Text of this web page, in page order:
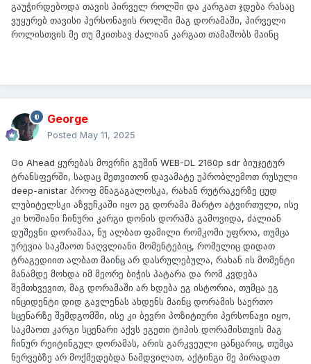
გაუჭირდებოდა თავის პირველ როლში და კარგათ ჯდება რასაც
ვუყურებ თავისი პერსონაჟის როლში მაგ დორამაში, პირველი
როლისთვის მე თუ მკითხავ ძალიან კარგათ თამაშობს მაინც
George
Posted May 11, 2025
Go Ahead ყურებას მოვრჩი გუშინ WEB-DL 2160p sdr ბიუჯეტურ
ტრანსფერში, სადაც მეთვითონ დავამატე უპრობლემოთ რუსული
deep-anistar პროფ მნაგაგალოსკა, რახან რუტრაკერზე ცუდ
ლუბიტელსკი აზვუჩკაში იყო ეგ დორამა მარტო ატვირთული, ისე
კი ხოშიანი ჩინური კარგი დონის დორამა გამოვიდა, ძალიან
დუშევნი დორამაა, ნუ ალბათ ფამილი რომკომი უფროა, თუმცა
ურევია საკმაოთ ნაღვლიანი მომენტებიც, რომელიც დიდათ
ტრაგედიით ალბათ მაინც არ დასრულებულა, რახან ის მომენტი
მანამდე მოხდა იმ მეორე ბიჭის პატარა და რომ კვდება
შემთხვევით, მაგ დორამაში არ ხდება ეგ ისტორია, თუმცა ეგ
ინციდენტი დიდ გავლენას ახდენს მაინც დორამის საერთო
სცენარზე შემდგომში, ისე კი ბევრი პოზიტიური პერსონაჟი იყო,
საკმაოთ კარგი სცენარი აქვს ეგეთი ტიპის დორამისთვის მაგ
ჩინურ რეიტინგულ დორამას, არის გარკვეული ცანცარიც, თუმცა
ნერვებზე არ მოქმედებდა ნამდვილათ, აქტინგი მე პირადათ